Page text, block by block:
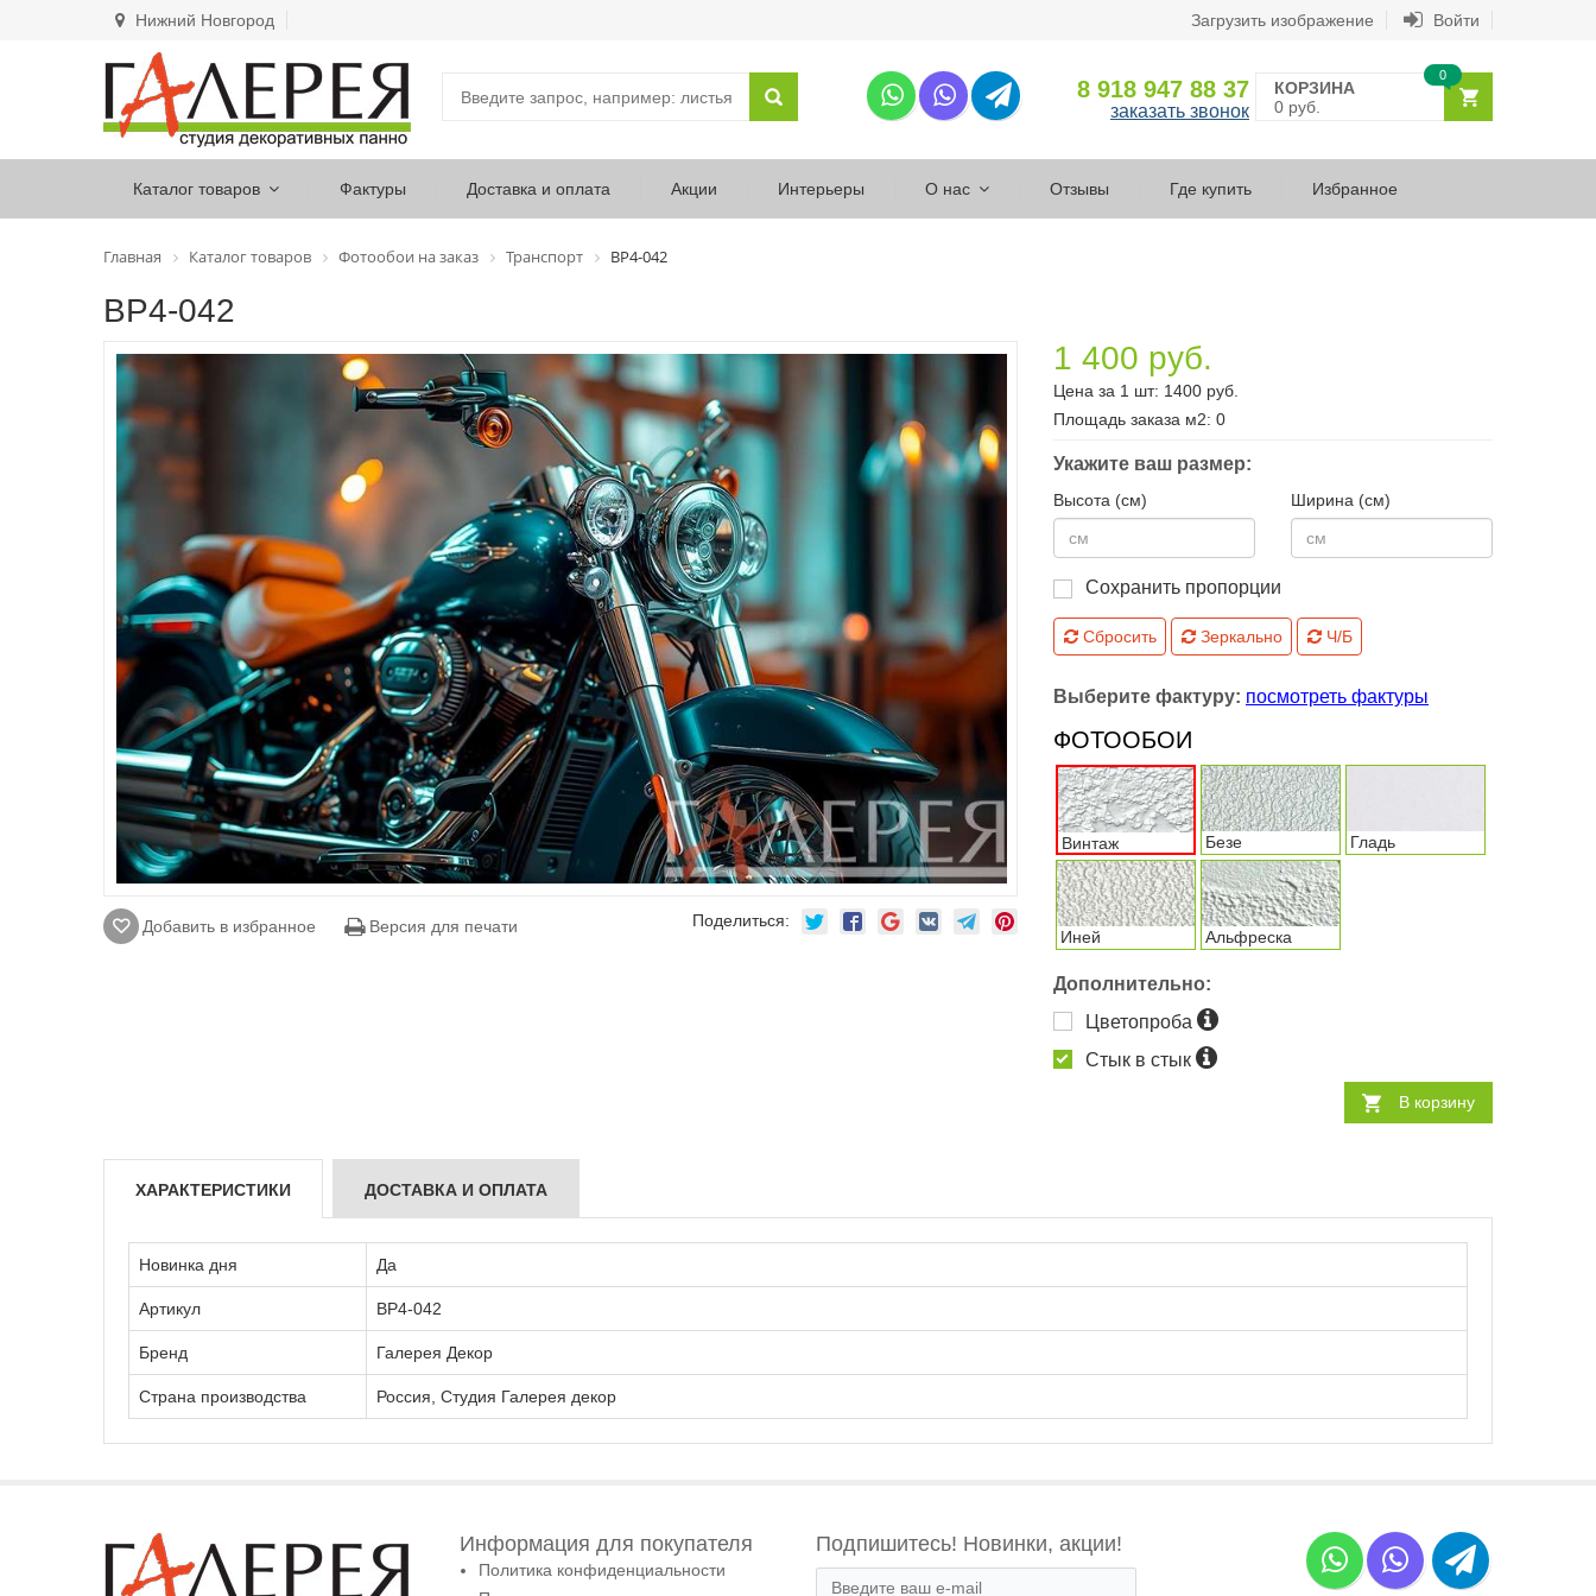
Нижний Новгород Загрузить изображение Войти
8 918 947 88 37
заказать звонок
КОРЗИНА
0 руб.
0
Каталог товаров Фактуры Доставка и оплата Акции Интерьеры О нас Отзывы Где купить Избранное
Главная Каталог товаров Фотообои на заказ Транспорт ВР4-042
ВР4-042
Добавить в избранное Версия для печати Поделиться:
1 400 руб.
Цена за 1 шт: 1400 руб.
Площадь заказа м2: 0
Укажите ваш размер:
Высота (см) Ширина (см)
Сохранить пропорции
Сбросить Зеркально Ч/Б
Выберите фактуру: посмотреть фактуры
ФОТООБОИ
Винтаж Безе Гладь
Иней Альфреска
Дополнительно:
Цветопроба
Стык в стык
В корзину
ХАРАКТЕРИСТИКИ ДОСТАВКА И ОПЛАТА
Новинка дня Да
Артикул ВР4-042
Бренд Галерея Декор
Страна производства Россия, Студия Галерея декор
Информация для покупателя
Политика конфиденциальности
Подпишитесь! Новинки, акции!